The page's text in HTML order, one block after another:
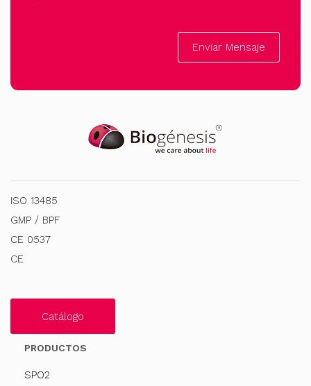
Enviar Mensaje
ISO 13485
GMP / BPF
CE 0537
CE
Catálogo
PRODUCTOS
SPO2